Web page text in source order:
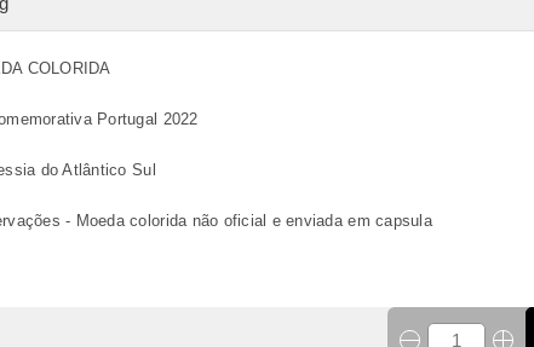
COLORIDA
Portugal 2022
do Atlântico Sul
- Moeda colorida não oficial e enviada em capsula